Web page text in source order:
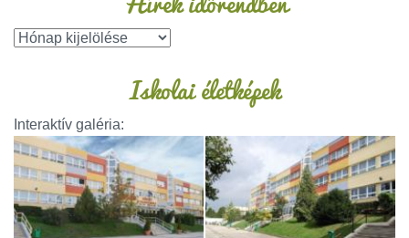
Iskolai életképek
Interaktív galéria: